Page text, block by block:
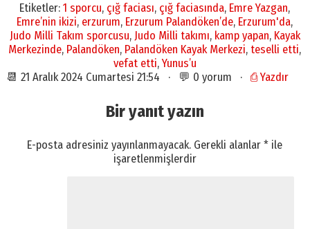
Etiketler:1 sporcu, çığ faciası, çığ faciasında, Emre Yazgan,
Emre’nin ikizi, erzurum, Erzurum Palandöken’de, Erzurum'da,
Judo Milli Takım sporcusu, Judo Milli takımı, kamp yapan, Kayak
Merkezinde, Palandöken, Palandöken Kayak Merkezi, teselli etti,
vefat etti,Yunus’u
📆 21 Aralık 2024 Cumartesi 21:54 · 💬 0 yorum · ⎙ Yazdır
Bir yanıt yazın
E-posta adresiniz yayınlanmayacak. Gerekli alanlar* ile
işaretlenmişlerdir